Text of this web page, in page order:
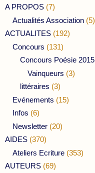
A PROPOS (7)
Actualités Association (5)
ACTUALITES (192)
Concours (131)
Concours Poésie 2015
Vainqueurs (3)
littéraires (3)
Evénements (15)
Infos (6)
Newsletter (20)
AIDES (370)
Ateliers Ecriture (353)
AUTEURS (69)